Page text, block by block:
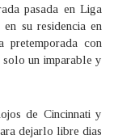
pasada en Liga
su residencia en
con
un imparable y
de Cincinnati y
dejarlo libre dias